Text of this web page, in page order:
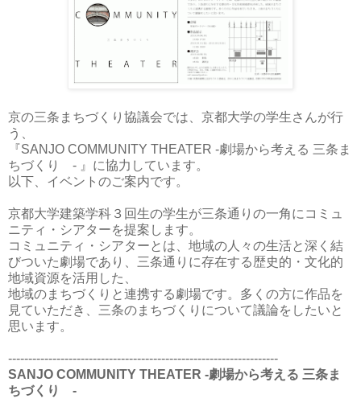
京の三条まちづくり協議会では、京都大学の学生さんが行
う、
『SANJO COMMUNITY THEATER -劇場から考える 三条ま
ちづくり - 』に協力しています。
以下、イベントのご案内です。
京都大学建築学科３回生の学生が三条通りの一角にコミュ
ニティ・シアターを提案します。
コミュニティ・シアターとは、地域の人々の生活と深く結
びついた劇場であり、三条通りに存在する歴史的・文化的
地域資源を活用した、
地域のまちづくりと連携する劇場です。多くの方に作品を
見ていただき、三条のまちづくりについて議論をしたいと
思います。
-------------------------------------------------------------------
SANJO COMMUNITY THEATER -劇場から考える 三条ま
ちづくり -